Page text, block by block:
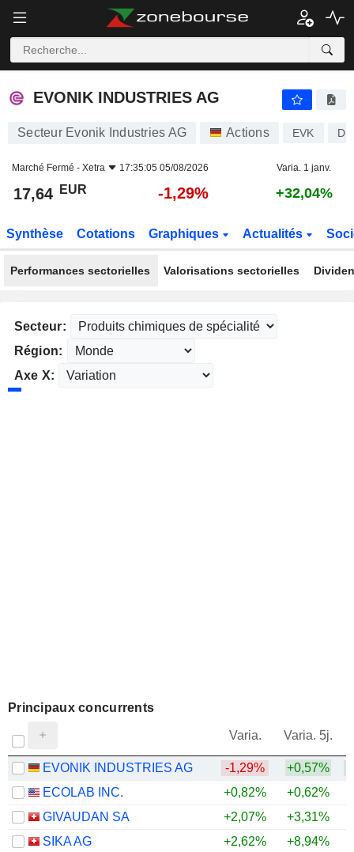
EVONIK INDUSTRIES AG
EVONIK INDUSTRIES AG
Secteur Evonik Industries AG Actions EVK
Marché Fermé - Xetra 17:35:05 05/08/2026 Varia. 1 janv.
17,64 EUR -1,29% +32,04%
Synthèse Cotations Graphiques Actualités
Performances sectorielles Valorisations sectorielles
Secteur:
Région:
Axe X:
Principaux concurrents
Varia. Varia. 5j.
EVONIK INDUSTRIES AG
-1,29% +0,57%
ECOLAB INC.
+0,82% +0,62%
GIVAUDAN SA
+2,07% +3,31%
SIKA AG
+2,62% +8,94%